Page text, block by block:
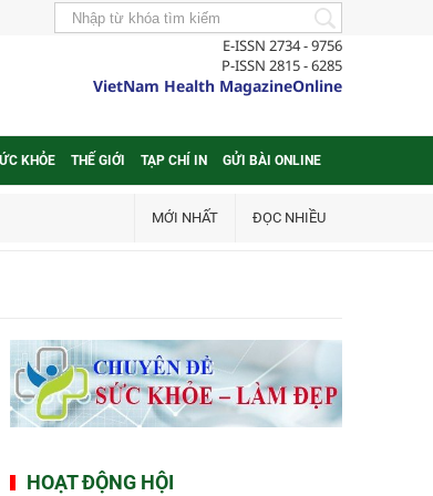
E-ISSN 2734 - 9756
P-ISSN 2815 - 6285
VietNam Health MagazineOnline
KHỎE THẾ GIỚI TẠP CHÍ IN GỬI BÀI ONLINE
MỚI NHẤT ĐỌC NHIỀU
HOẠT ĐỘNG HỘI